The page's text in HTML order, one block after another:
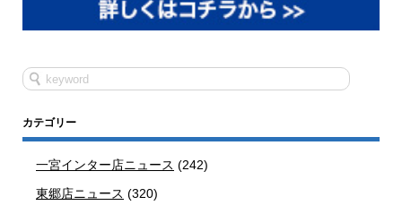
カテゴリー
一宮インター店ニュース (242)
東郷店ニュース (320)